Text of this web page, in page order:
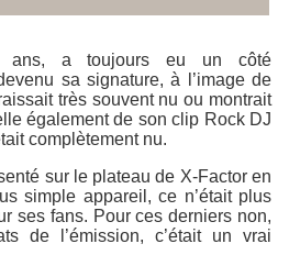
ans, a toujours eu un côté
sa signature, à l’image de
très souvent nu ou montrait
également de son clip Rock DJ
complètement nu.
sur le plateau de X-Factoren
simple appareil, ce n’était plus
ses fans. Pour ces derniers non,
de l’émission, c’était un vrai